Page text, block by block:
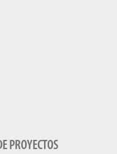
PROYECTOS